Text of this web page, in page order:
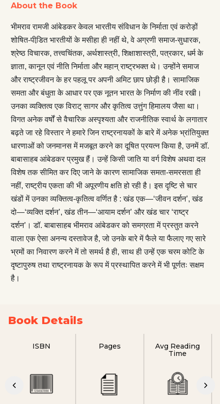
About the Book
भीमराव रामजी आंबेडकर केवल भारतीय संविधान के निर्माता एवं करोड़ों
शोषित-पीडि़त भारतीयों के मसीहा ही नहीं थे, वे अग्रणी समाज-सुधारक,
श्रेष्ठ विचारक, तत्त्वचिंतक, अर्थशास्त्री, शिक्षाशास्त्री, पत्रकार, धर्म के
ज्ञाता, कानून एवं नीति निर्माता और महान् राष्ट्रभक्त थे। उन्होंने समाज
और राष्ट्रजीवन के हर पहलू पर अपनी अमिट छाप छोड़ी है। सामाजिक
समता और बंधुता के आधार पर एक नूतन भारत के निर्माण की नींव रखी।
उनका व्यक्तित्व एक विराट् सागर और कृतित्व उत्तुंग हिमालय जैसा था।
विगत अनेक वर्षों से वैचारिक अस्पृश्यता और राजनीतिक स्वार्थ के लगातार
बढ़ते जा रहे विस्तार ने हमारे जिन राष्ट्रनायकों के बारे में अनेक भ्रांतियुक्त
धारणाओं को जनमानस में मजबूत करने का दूषित प्रयत्न किया है, उनमें डॉ.
बाबासाहब आंबेडकर प्रमुख हैं। उन्हें किसी जाति या वर्ग विशेष अथवा दल
विशेष तक सीमित कर दिए जाने के कारण सामाजिक समता-समरसता ही
नहीं, राष्ट्रीय एकता की भी अपूरणीय क्षति हो रही है। इस दृष्टि से चार
खंडों में उनका व्यक्तित्व-कृतित्व वर्णित है : खंड एक—‘जीवन दर्शन’, खंड
दो—‘व्यक्ति दर्शन’, खंड तीन—‘आयाम दर्शन’ और खंड चार ‘राष्ट्र
दर्शन’। डॉ. बाबासाहब भीमराव आंबेडकर को समग्रता में प्रस्तुत करने
वाला एक ऐसा अनन्य दस्तावेज है, जो उनके बारे में फैले या फैलाए गए सारे
भ्रमों का निवारण करने में तो समर्थ है ही, साथ ही उन्हें एक चरम कोटि के
दृष्टापुरुष तथा राष्ट्रनायक के रूप में प्रस्थापित करने में भी पूर्णतः सक्षम
है।
Book Details
ISBN Pages
Avg Reading
Time